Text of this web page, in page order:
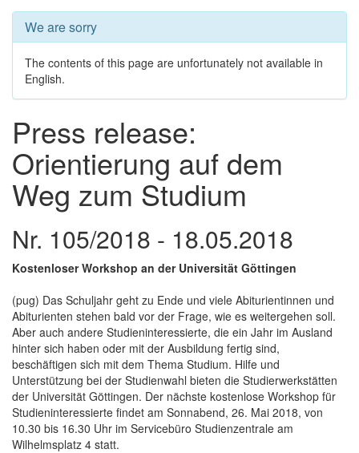
We are sorry
The contents of this page are unfortunately not available in
English.
Press release:
Orientierung auf dem
Weg zum Studium
Nr. 105/2018 - 18.05.2018
Kostenloser Workshop an der Universität Göttingen
(pug) Das Schuljahr geht zu Ende und viele Abiturientinnen und
Abiturienten stehen bald vor der Frage, wie es weitergehen soll.
Aber auch andere Studieninteressierte, die ein Jahr im Ausland
hinter sich haben oder mit der Ausbildung fertig sind,
beschäftigen sich mit dem Thema Studium. Hilfe und
Unterstützung bei der Studienwahl bieten die Studierwerkstätten
der Universität Göttingen. Der nächste kostenlose Workshop für
Studieninteressierte findet am Sonnabend, 26. Mai 2018, von
10.30 bis 16.30 Uhr im Servicebüro Studienzentrale am
Wilhelmsplatz 4 statt.